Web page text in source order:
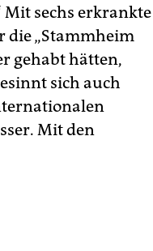
Mit sechs erkrankte
die „Stammheim
gehabt hätten,
sich auch
Mit den